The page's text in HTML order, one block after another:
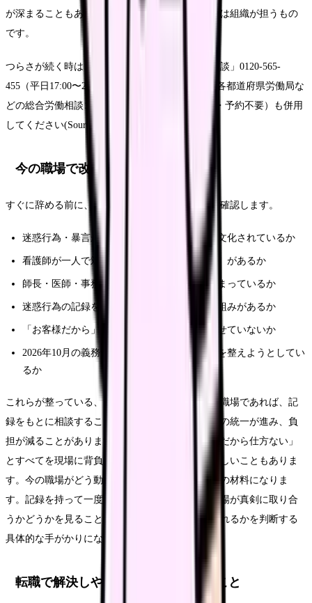
が深まることもあります。線を引く役割は、本来は組織が担うもの
です。
つらさが続く時は、働く人の「こころの耳電話相談」0120-565-
455（平日17:00〜22:00、土日10:00〜16:00）や、各都道府県労働局な
どの総合労働相談コーナー（全国378か所・無料・予約不要）も併用
してください(Source: 厚生労働省)。
今の職場で改善するルート
すぐに辞める前に、今の職場で変えられる余地を確認します。
迷惑行為・暴言が起きた時の対応フローが明文化されているか
看護師が一人で対応しないルール（複数対応）があるか
師長・医師・事務・警備が介入する基準が決まっているか
迷惑行為の記録を残し、再発防止に活かす仕組みがあるか
「お客様だから」と看護師にすべてを背負わせていないか
2026年10月の義務化に向け、職員を守る方針を整えようとしてい
るか
これらが整っている、または整えようとしている職場であれば、記
録をもとに相談することで、複数対応や対応方針の統一が進み、負
担が減ることがあります。一方で、「お客様相手だから仕方ない」
とすべてを現場に背負わせる職場では、改善が難しいこともありま
す。今の職場がどう動くかを試すことが、見極めの材料になりま
す。記録を持って一度きちんと相談してみて、職場が真剣に取り合
うかどうかを見ることは、その職場で働き続けられるかを判断する
具体的な手がかりになります。
転職で解決しやすいこと・しにくいこと